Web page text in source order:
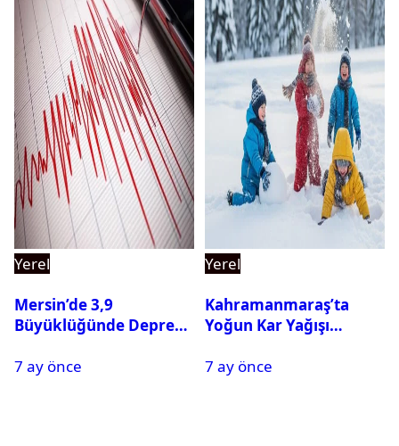
Yerel
Mersin’de 3,9
Büyüklüğünde Deprem
7 ay önce
Yerel
Kahramanmaraş’ta
Yoğun Kar Yağışı
Tatil
7 ay önce